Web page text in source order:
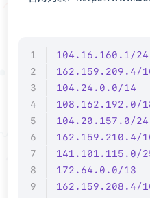
104.16.160.1/24
162.159.209.4/
104.24.0.0/14
108.162.192.0/
104.20.157.0/24
162.159.210.4/
141.101.115.0/
172.64.0.0/13
162.159.208.4/